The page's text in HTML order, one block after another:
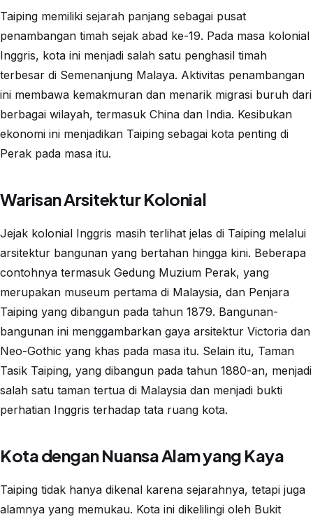
Taiping memiliki sejarah panjang sebagai pusat
penambangan timah sejak abad ke-19. Pada masa kolonial
Inggris, kota ini menjadi salah satu penghasil timah
terbesar di Semenanjung Malaya. Aktivitas penambangan
ini membawa kemakmuran dan menarik migrasi buruh dari
berbagai wilayah, termasuk China dan India. Kesibukan
ekonomi ini menjadikan Taiping sebagai kota penting di
Perak pada masa itu.
Warisan Arsitektur Kolonial
Jejak kolonial Inggris masih terlihat jelas di Taiping melalui
arsitektur bangunan yang bertahan hingga kini. Beberapa
contohnya termasuk Gedung Muzium Perak, yang
merupakan museum pertama di Malaysia, dan Penjara
Taiping yang dibangun pada tahun 1879. Bangunan-
bangunan ini menggambarkan gaya arsitektur Victoria dan
Neo-Gothic yang khas pada masa itu. Selain itu, Taman
Tasik Taiping, yang dibangun pada tahun 1880-an, menjadi
salah satu taman tertua di Malaysia dan menjadi bukti
perhatian Inggris terhadap tata ruang kota.
Kota dengan Nuansa Alam yang Kaya
Taiping tidak hanya dikenal karena sejarahnya, tetapi juga
alamnya yang memukau. Kota ini dikelilingi oleh Bukit